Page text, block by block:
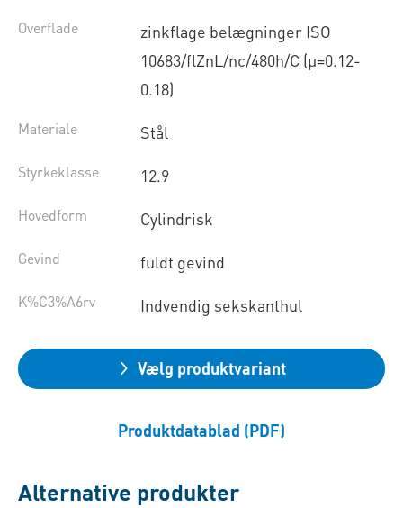
Overflade
zinkflage belægninger ISO
10683/flZnL/nc/480h/C (µ=0.12-
0.18)
Materiale Stål
Styrkeklasse 12.9
Hovedform Cylindrisk
Gevind fuldt gevind
K%C3%A6rv Indvendig sekskanthul
Vælg produktvariant
Produktdatablad (PDF)
Alternative produkter